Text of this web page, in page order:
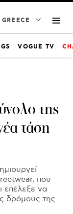
GREECE
VOGUE TV
της
τάση
που
επέλεξε να
δρόμους της